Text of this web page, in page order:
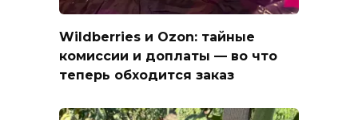
Wildberries и Ozon: тайные
комиссии и доплаты — во что
теперь обходится заказ